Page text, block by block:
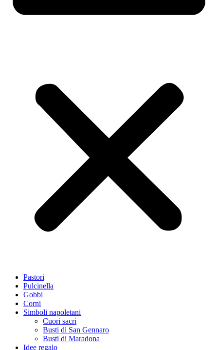
Pastori
Pulcinella
Gobbi
Corni
Simboli napoletani
Cuori sacri
Busti di San Gennaro
Busti di Maradona
Idee regalo